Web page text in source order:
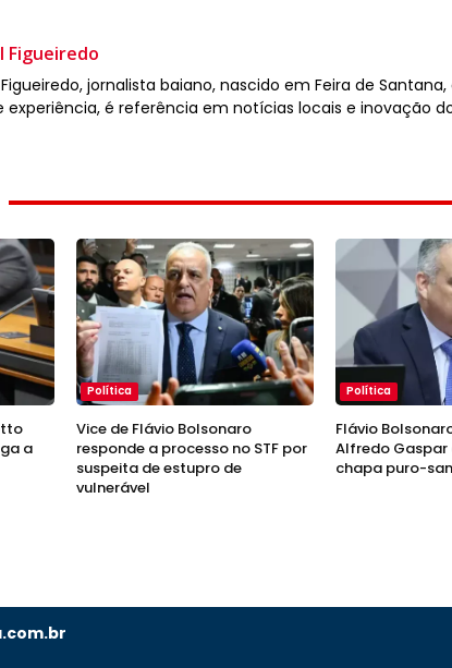
Figueiredo
jornalista baiano, nascido em Feira de Santana,
experiência, é referência em notícias locais e inovação
a
Política
Vice de Flávio Bolsonaro
responde a processo no STF por
suspeita de estupro de
vulnerável
Política
Flávio
Alfredo Gaspar
chapa puro-